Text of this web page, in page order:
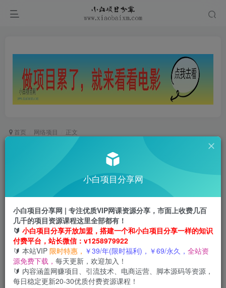
首页 网络项目 正文
AI复活国潮京剧花旦，一颦一笑美到窒息，10分钟
做出10W+爆款视频，多种变现方式，月入五位数
1年前更新
关注
0 312 20
此内容为会员免费，请付费后查看
云币3 限时特惠
云币 99
会员免费 已售 9
小白项目分享网
小白项目分享网 | 专注优质VIP网课资源分享，市面上收费几百
几千的项目资源课程这里全部都有！
🔰 小白项目分享开放加盟，搭建一个和小白项目分享一样的知识
付费平台，站长微信：v1258979922
🔰 本站VIP 限时特惠， ￥39/年(限时福利)，￥69/永久， 全站资
源免费下载， 每天更新，欢迎加入！
🔰 内容涵盖网赚项目、引流技术、电商运营、脚本源码等资源，
每日稳定更新20-30优质付费资源课程！